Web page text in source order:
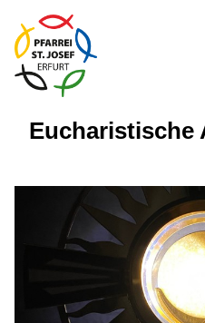
Eucharistische